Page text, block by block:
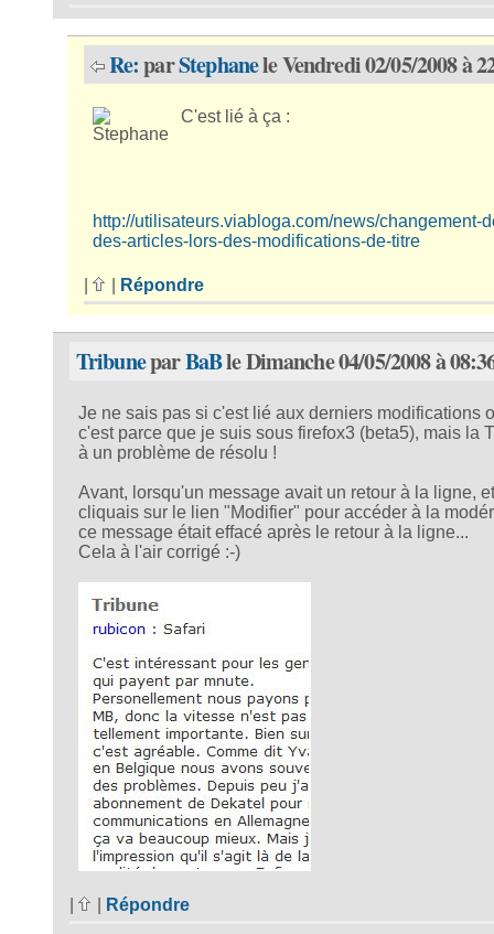
Re:parStephanele Vendredi 02/05/2008 à
C'est lié à ça :
http://utilisateurs.viabloga.com/news/changement-
des-articles-lors-des-modifications-de-titre
Répondre
TribuneparBaBle Dimanche 04/05/2008 à
Je ne sais pas si c'est lié aux derniers modifications
c'est parce que je suis sous firefox3 (beta5), mais la
à un problème de résolu !
Avant, lorsqu'un message avait un retour à la ligne,
cliquais sur le lien "Modifier" pour accéder à la
ce message était effacé après le retour à la ligne...
Cela à l'air corrigé :-)
Répondre